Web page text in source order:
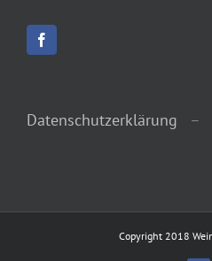
Datenschutzerklärung –
Copyright 2018